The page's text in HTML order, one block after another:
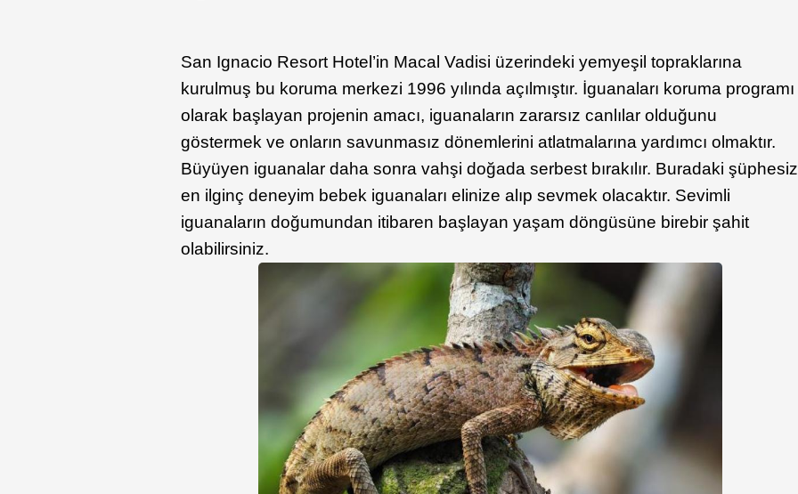
San Ignacio Resort Hotel’in Macal Vadisi üzerindeki yemyeşil topraklarına
kurulmuş bu koruma merkezi 1996 yılında açılmıştır. İguanaları koruma programı
olarak başlayan projenin amacı, iguanaların zararsız canlılar olduğunu
göstermek ve onların savunmasız dönemlerini atlatmalarına yardımcı olmaktır.
Büyüyen iguanalar daha sonra vahşi doğada serbest bırakılır. Buradaki şüphesiz
en ilginç deneyim bebek iguanaları elinize alıp sevmek olacaktır. Sevimli
iguanaların doğumundan itibaren başlayan yaşam döngüsüne birebir şahit
olabilirsiniz.